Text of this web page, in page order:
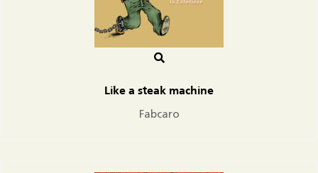
Like a steak machine
Fabcaro